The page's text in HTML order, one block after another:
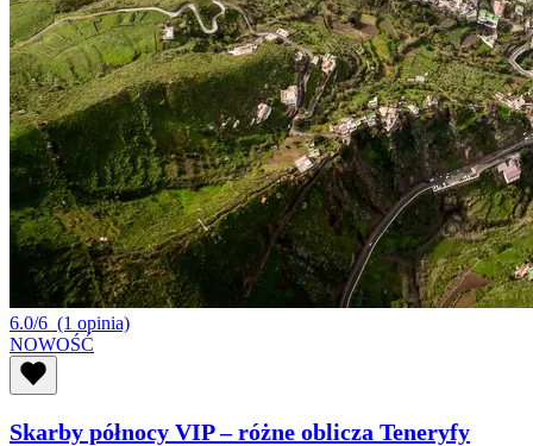
6.0/6 (1 opinia)
NOWOŚĆ
Skarby północy VIP – różne oblicza Teneryfy